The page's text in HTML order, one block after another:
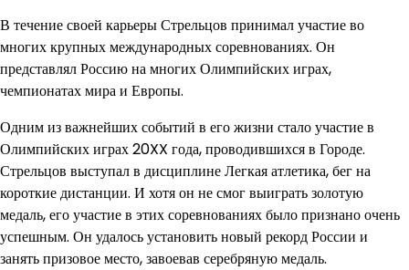
В течение своей карьеры Стрельцов принимал участие во
многих крупных международных соревнованиях. Он
представлял Россию на многих Олимпийских играх,
чемпионатах мира и Европы.
Одним из важнейших событий в его жизни стало участие в
Олимпийских играх 20XX года, проводившихся в Городе.
Стрельцов выступал в дисциплине Легкая атлетика, бег на
короткие дистанции. И хотя он не смог выиграть золотую
медаль, его участие в этих соревнованиях было признано очень
успешным. Он удалось установить новый рекорд России и
занять призовое место, завоевав серебряную медаль.